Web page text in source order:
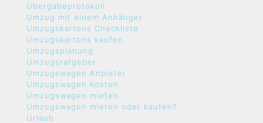
Übergabeprotokoll
Umzug mit einem Anhänger
Umzugskartons Checkliste
Umzugskartons kaufen
Umzugsplanung
Umzugsratgeber
Umzugswagen Anbieter
Umzugswagen Kosten
Umzugswagen mieten
Umzugswagen mieten oder kaufen?
Urlaub